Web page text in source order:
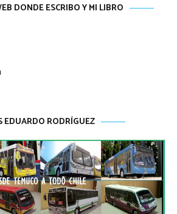
DONDE ESCRIBO Y MI LIBRO
EDUARDO RODRÍGUEZ